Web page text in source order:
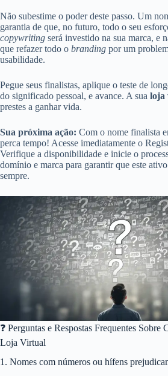
Não subestime o poder deste passo. Um
garantia de que, no futuro, todo o seu
copywriting será investido na sua marca, e
que refazer todo o branding por um
usabilidade.
Pegue seus finalistas, aplique o teste de
do significado pessoal, e avance. A sua loja
prestes a ganhar vida.
Sua próxima ação: Com o nome finalista
perca tempo! Acesse imediatamente o
Verifique a disponibilidade e inicie o
domínio e marca para garantir que este ativo
sempre.
❓ Perguntas e Respostas Frequentes Sobre
Loja Virtual
1. Nomes com números ou hífens